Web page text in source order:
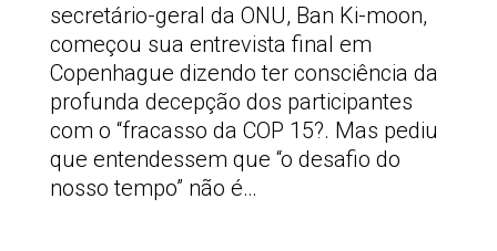
secretário-geral da ONU, Ban Ki-moon,
começou sua entrevista final em
Copenhague dizendo ter consciência da
profunda decepção dos participantes
com o “fracasso da COP 15?. Mas pediu
que entendessem que “o desafio do
nosso tempo” não é…